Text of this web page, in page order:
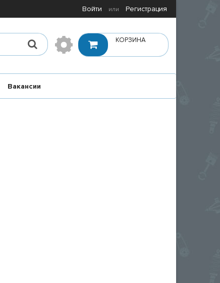
Войти или Регистрация
КОРЗИНА
Вакансии